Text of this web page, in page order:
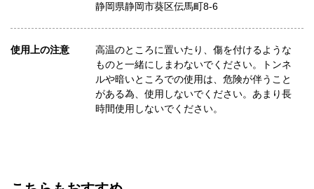
静岡県静岡市葵区伝馬町8-6
使用上の注意
高温のところに置いたり、傷を付けるような
ものと一緒にしまわないでください。トンネ
ルや暗いところでの使用は、危険が伴うこと
がある為、使用しないでください。あまり長
時間使用しないでください。